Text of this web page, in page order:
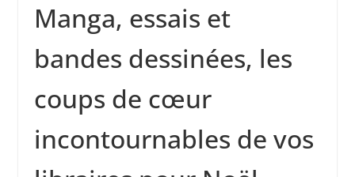
Manga, essais et
bandes dessinées, les
coups de cœur
incontournables de vos